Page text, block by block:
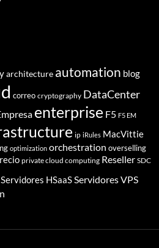
architecture automation blog
correo cryptography DataCenter
enterprise F5 F5 EM
ip iRules MacVittie
optimization orchestration overselling
private cloud computing Reseller SDC
Servidores HSaaSServidores VPS